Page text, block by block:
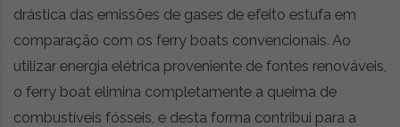
drástica das emissões de gases de efeito estufa em
comparação com os ferry boats convencionais. Ao
utilizar energia elétrica proveniente de fontes renováveis,
o ferry boat elimina completamente a queima de
combustíveis fósseis, e desta forma contribui para a